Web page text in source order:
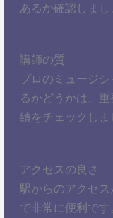
あるか確認しまし
講師の質
プロのミュージ
るかどうかは、
績をチェックしま
アクセスの良さ
駅からのアクセ
で非常に便利で